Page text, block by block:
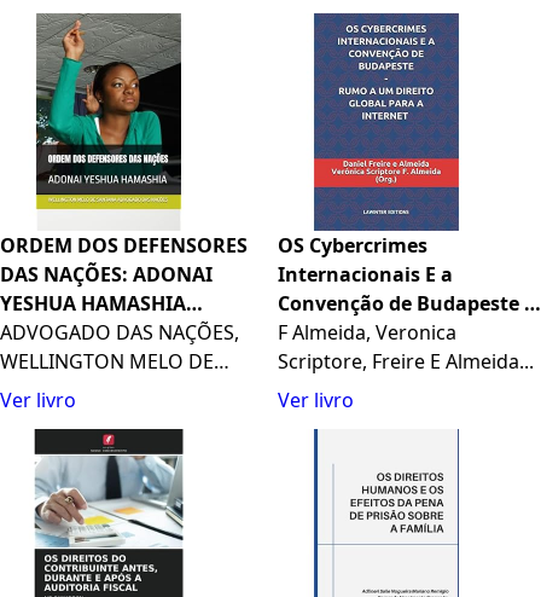
ORDEM DOS DEFENSORES
DAS NAÇÕES: ADONAI
YESHUA HAMASHIA
(Portuguese Edition)
ADVOGADO DAS NAÇÕES,
WELLINGTON MELO DE
SANTANA
Ver livro
OS Cybercrimes
Internacionais E a
Convenção de Budapeste -
Rumo a Um Direito Global
Para a Internet
F Almeida, Veronica
Scriptore, Freire E Almeida...
Ver livro